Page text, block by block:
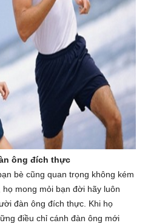
ông đích thực
bè cũng quan trọng không kém
mong mỏi bạn đời hãy luôn
đàn ông đích thực. Khi họ
điều chỉ cánh đàn ông mới